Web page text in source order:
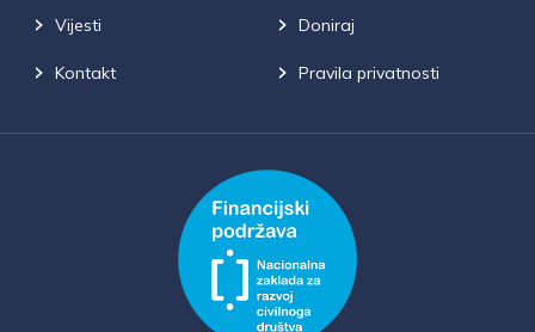
Vijesti
Kontakt
Doniraj
Pravila privatnosti